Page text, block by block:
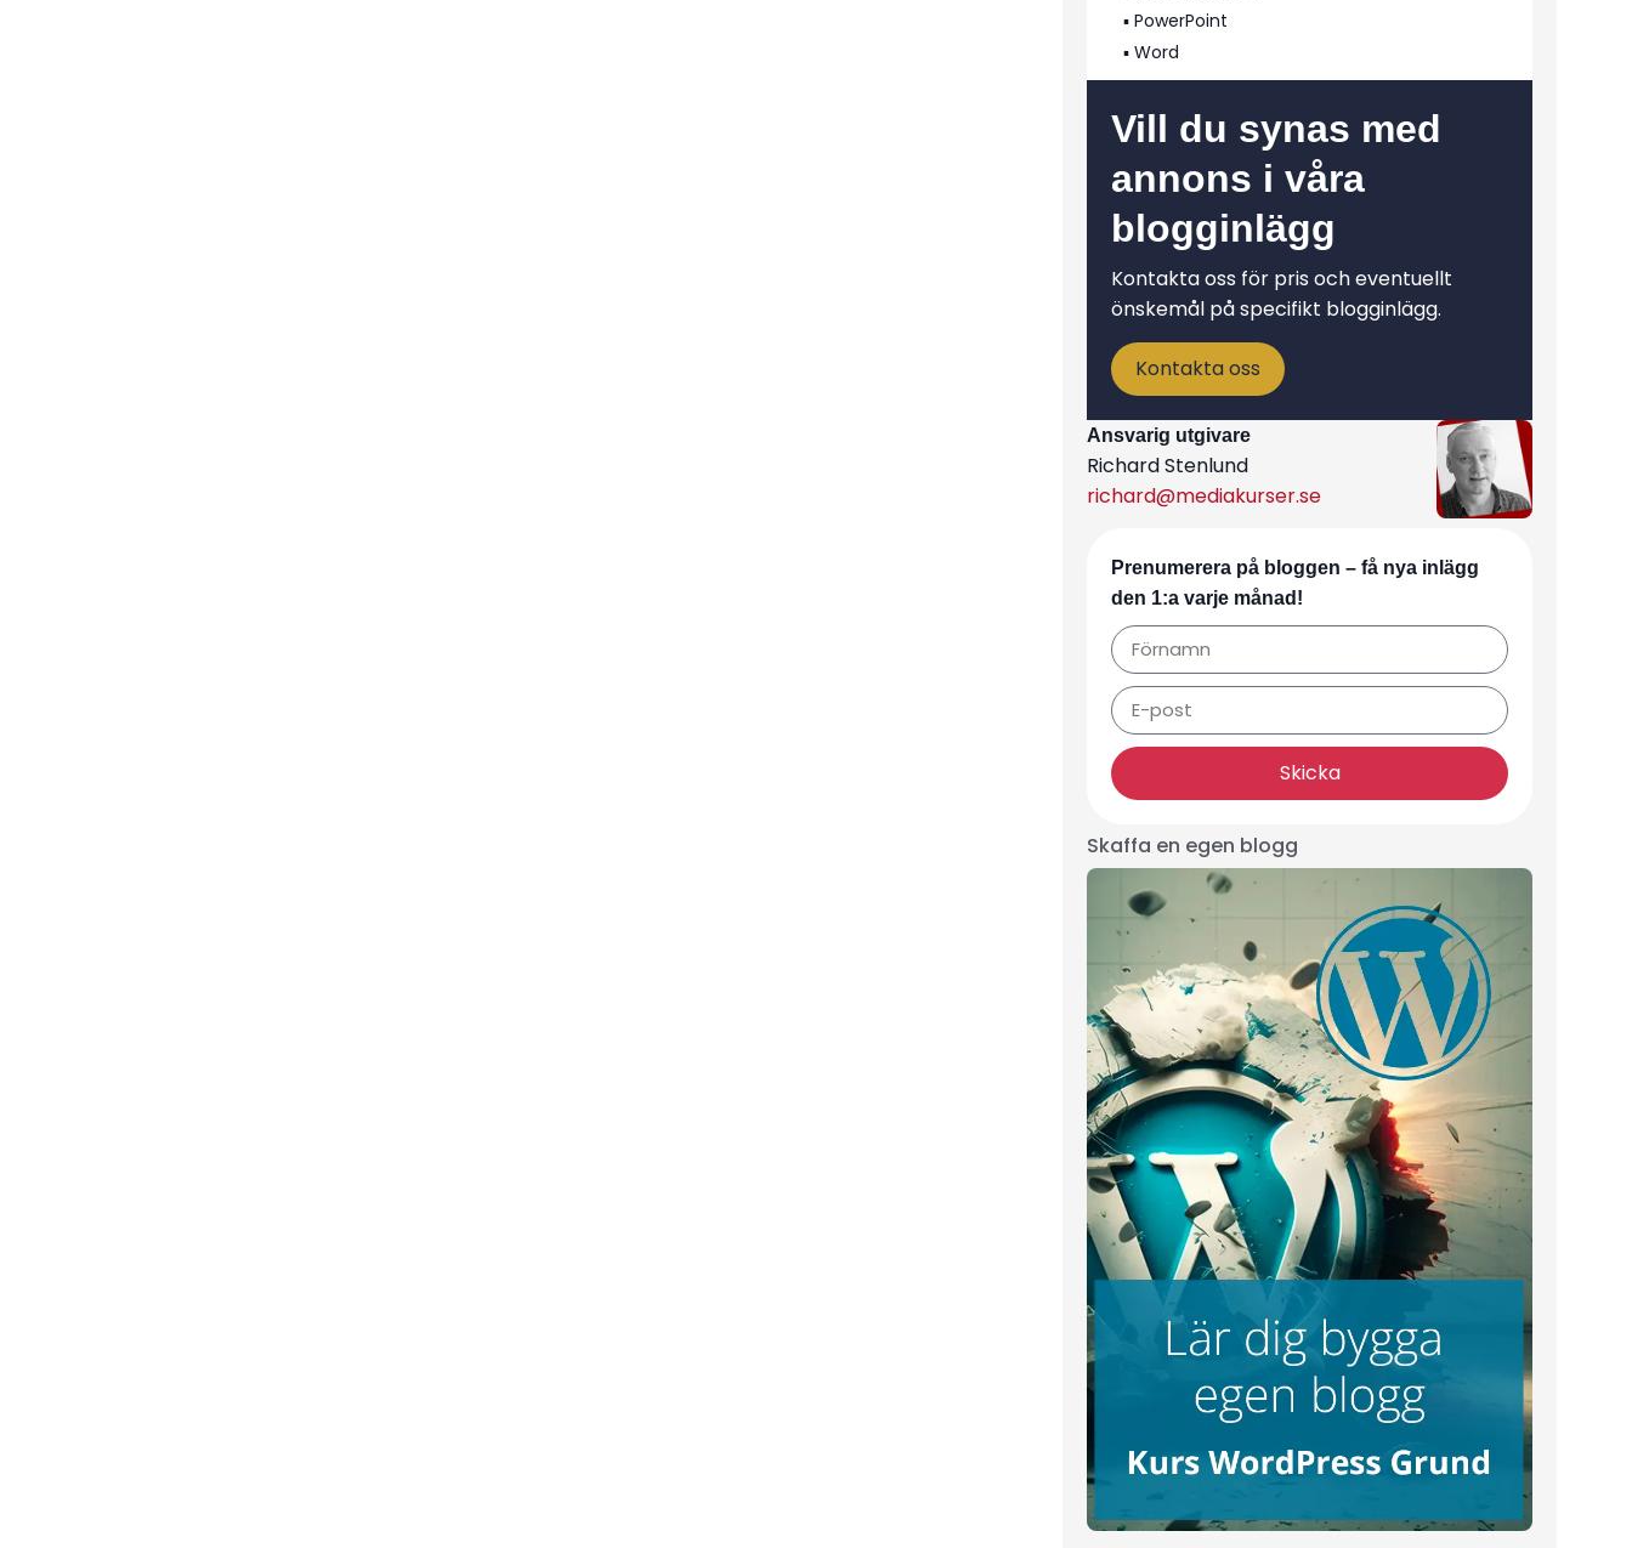
▪️ PowerPoint
▪️ Word
Vill du synas med
annons i våra
blogginlägg
Kontakta oss för pris och eventuellt
önskemål på specifikt blogginlägg.
Kontakta oss
Ansvarig utgivare
Richard Stenlund
richard@mediakurser.se
Prenumerera på bloggen – få nya inlägg
den 1:a varje månad!
Skicka
Skaffa en egen blogg